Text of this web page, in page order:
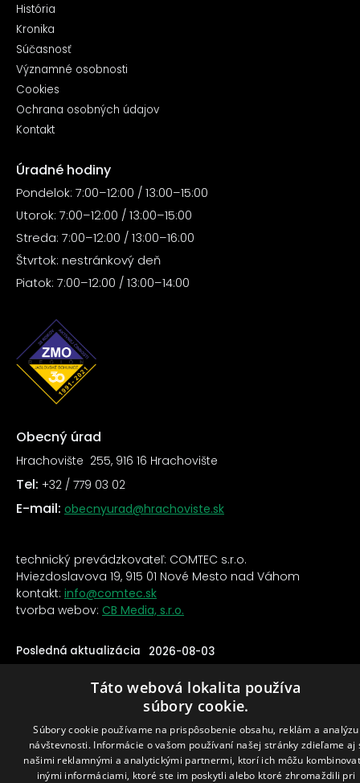
História
Kronika
Súčasnosť
Významné osobnosti
Cookies
Ochrana osobných údajov
Kontakt
Úradné hodiny
Pondelok: 7:00–12:00 / 13:00–15:00
Utorok: 7:00–12:00 / 13:00–15:00
Streda: 7:00–12:00 / 13:00–16:00
Štvrtok: nestránkový deň
Piatok: 7:00–12:00 / 13:00–14:00
Obecný úrad
Hrachovište 255, 916 16 Hrachovište
Tel: +32 / 779 03 02
E-mail: obecnyurad@hrachoviste.sk
technický prevádzkovateľ: COMTEC s.r.o.
Hviezdoslavova 19, 915 01 Nové Mesto nad Váhom
kontakt: info@comtec.sk
tvorba webov: CB Media, s.r.o.
Posledná aktualizácia 2026-08-03
Táto webová lokalita používa
súbory cookie.
Súbory cookie používame na prispôsobenie obsahu, reklám a analýzu
návštevnosti. Informácie o vašom používaní našej stránky zdieľame aj
našimi reklamnými a analytickými partnermi, ktorí ich môžu
inými informáciami, ktoré ste im poskytli alebo ktoré zhromaždili pri